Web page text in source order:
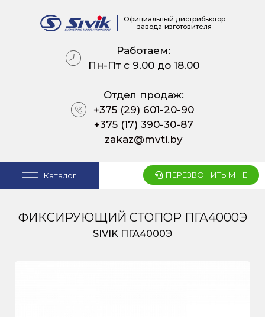
Официальный дистрибьютор
завода-изготовителя
Работаем:
Пн-Пт с 9.00 до 18.00
Отдел продаж:
+375 (29) 601-20-90
+375 (17) 390-30-87
zakaz@mvti.by
Каталог ПЕРЕЗВОНИТЬ МНЕ
ФИКСИРУЮЩИЙ СТОПОР ПГА4000Э
SIVIK ПГА4000Э